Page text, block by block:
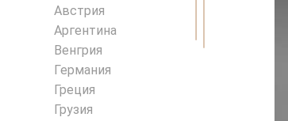
Австрия
Аргентина
Венгрия
Германия
Греция
Грузия